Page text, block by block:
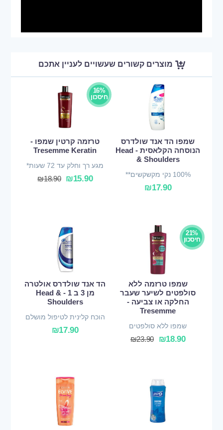
מוצרים קשורים שעשויים לעניין אתכם
שמפו הד אנד שולדרס
הנוסחה הקלאסית - Head
& Shoulders
100% נקי מקשקשים**
₪17.90
16%
חיסכון
טרזמה קרטין שמפו -
Tresemme Keratin
מגע רך וחלק עד 72 שעות*
₪15.90
₪18.90
21%
חיסכון
שמפו טרזמה ללא
סולפטים לשיער שעבר
החלקה או צביעה -
Tresemme
שמפו ללא סולפטים
₪18.90
₪23.90
הד אנד שולדרס אולטרה
מן 3 ב 1 - Head &
Shoulders
הוכח קלינית לטיפול מושלם
₪17.90